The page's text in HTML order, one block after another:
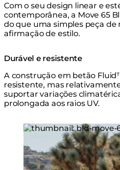
Com o seu design linear e
contemporânea, a Move 65
do que uma simples peça de
afirmação de estilo.
Durável e resistente
A construção em betão
resistente, mas
suportar variações
prolongada aos raios UV.
Loading image...